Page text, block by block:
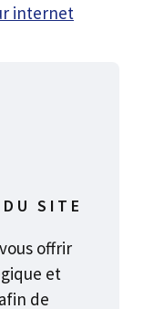
internet
SITE
offrir
et
de